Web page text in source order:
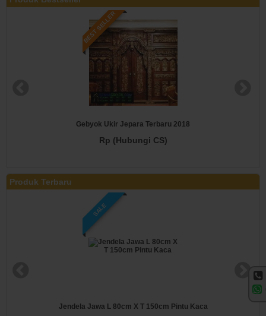
BEST SELLER
Gebyok Ukir Jepara Terbaru 2018
Rp (Hubungi CS)
Produk Terbaru
SALE
Jendela Jawa L 80cm X T 150cm Pintu Kaca